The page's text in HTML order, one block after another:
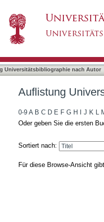
Universitätsbibliographie nach Autor
Auflistung
0-9 A B C D E F G H J K L
Oder geben Sie die ersten
Sortiert nach:
Für diese Browse-Ansicht